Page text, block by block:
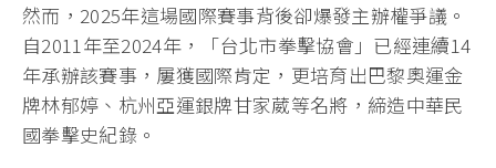
然而，2025年這場國際賽事背後卻爆發主辦權爭議。
自2011年至2024年，「台北市拳擊協會」已經連續14
年承辦該賽事，屢獲國際肯定，更培育出巴黎奧運金
牌林郁婷、杭州亞運銀牌甘家葳等名將，締造中華民
國拳擊史紀錄。